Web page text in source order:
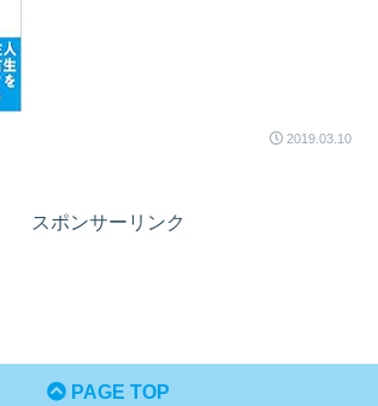
2019.03.10
スポンサーリンク
PAGE TOP